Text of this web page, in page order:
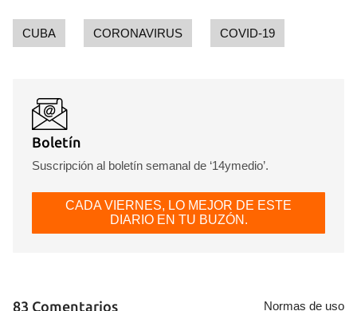
CUBA CORONAVIRUS COVID-19
Boletín
Suscripción al boletín semanal de ‘14ymedio’.
CADA VIERNES, LO MEJOR DE ESTE
DIARIO EN TU BUZÓN.
83 Comentarios Normas de uso